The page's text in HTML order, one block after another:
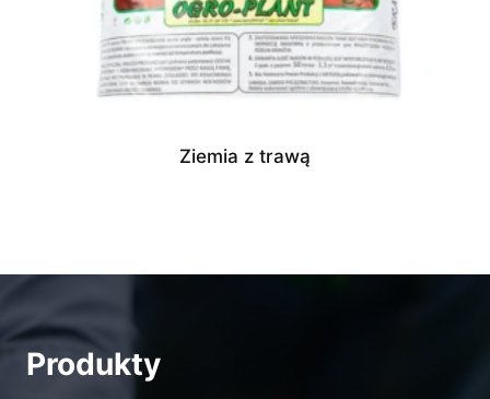
Ziemia z trawą
Produkty